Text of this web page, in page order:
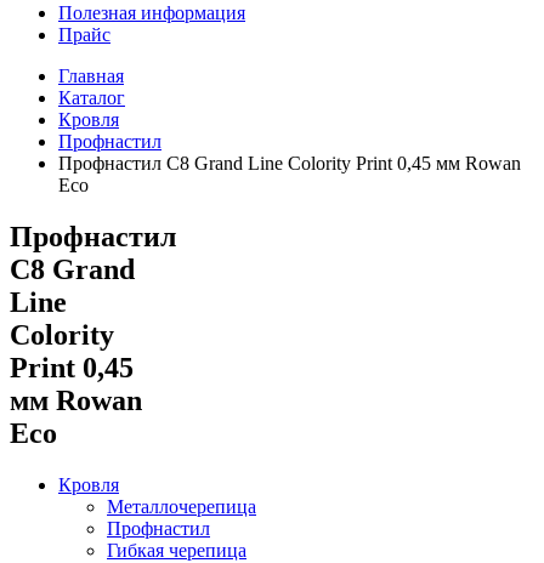
Полезная информация
Прайс
Главная
Каталог
Кровля
Профнастил
Профнастил С8 Grand Line Colority Print 0,45 мм Rowan
Eco
Профнастил
С8 Grand
Line
Colority
Print 0,45
мм Rowan
Eco
Кровля
Металлочерепица
Профнастил
Гибкая черепица